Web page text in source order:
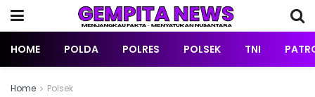
HOME POLDA POLRES POLSEK TNI
Home Polsek